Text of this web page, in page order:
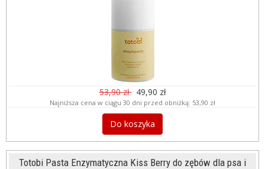
53,90 zł 49,90 zł
Najniższa cena w ciągu 30 dni przed obniżką: 53,90 zł
Do koszyka
Totobi Pasta Enzymatyczna Kiss Berry do zębów dla psa i